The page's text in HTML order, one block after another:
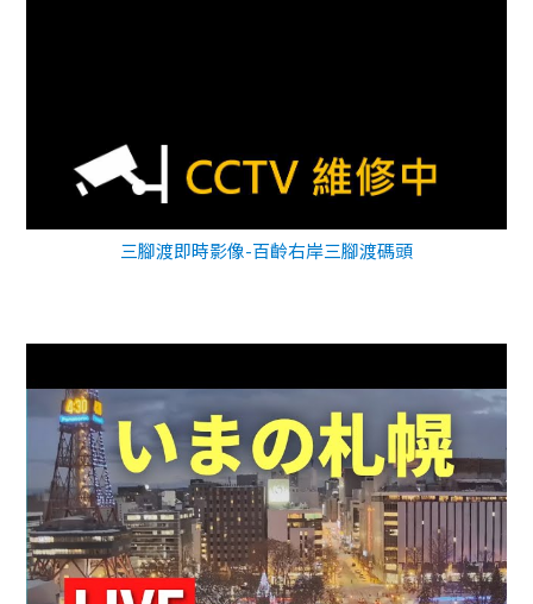
三腳渡即時影像-百齡右岸三腳渡碼頭